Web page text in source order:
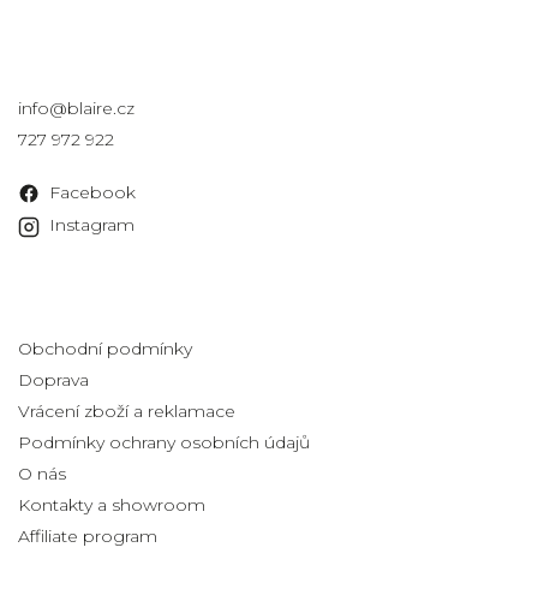
info@blaire.cz
727 972 922
Facebook
Instagram
Obchodní podmínky
Doprava
Vrácení zboží a reklamace
Podmínky ochrany osobních údajů
O nás
Kontakty a showroom
Affiliate program